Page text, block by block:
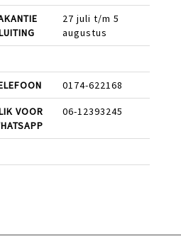
27 juli t/m 5
augustus
0174-622168
VOOR
06-12393245